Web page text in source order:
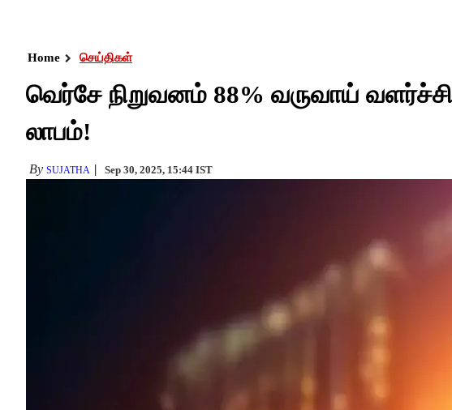
Home செய்திகள்
வெர்சே நிறுவனம் 88% வருவாய்
லாபம்!
By SUJATHA Sep 30, 2025, 15:44 IST